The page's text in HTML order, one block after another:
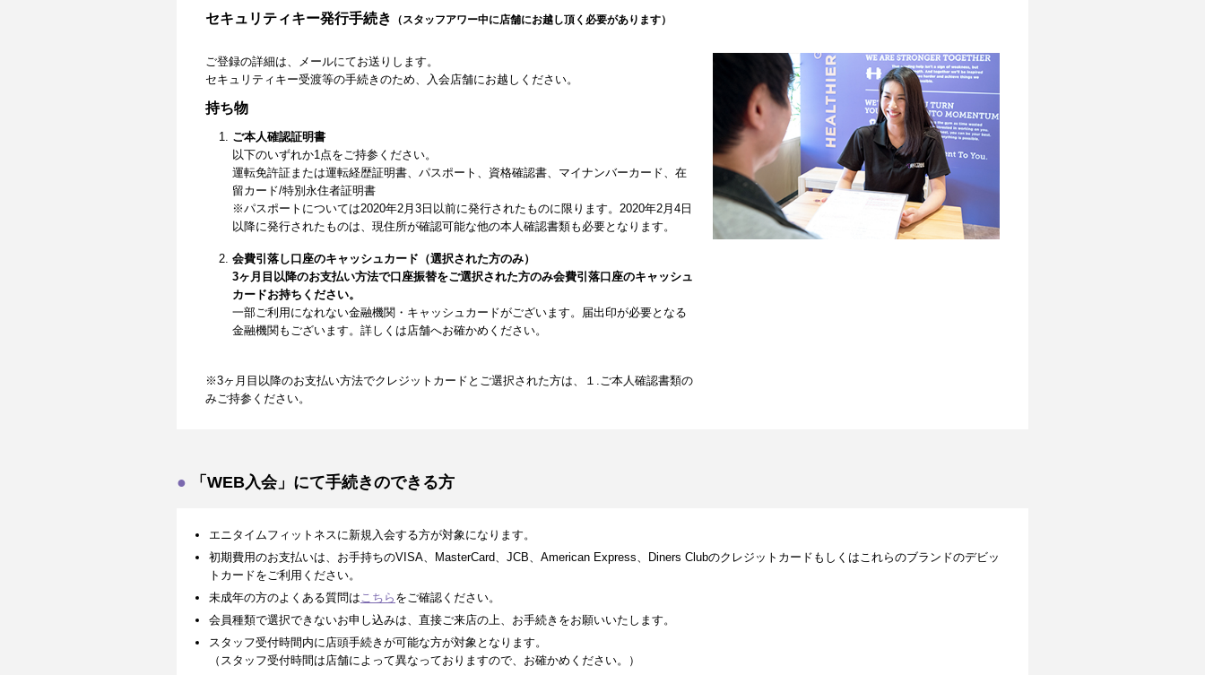
セキュリティキー発行手続き （スタッフアワー中に店舗にお越し頂く必要があります）
ご登録の詳細は、メールにてお送りします。
セキュリティキー受渡等の手続きのため、入会店舗にお越しください。
持ち物
ご本人確認証明書
以下のいずれか1点をご持参ください。
運転免許証または運転経歴証明書、パスポート、資格確認書、マイナンバーカード、在
留カード/特別永住者証明書
※パスポートについては2020年2月3日以前に発行されたものに限ります。2020年2月4日
以降に発行されたものは、現住所が確認可能な他の本人確認書類も必要となります。
会費引落し口座のキャッシュカード（選択された方のみ）
3ヶ月目以降のお支払い方法で口座振替をご選択された方のみ会費引落口座のキャッシュ
カードお持ちください。
一部ご利用になれない金融機関・キャッシュカードがございます。届出印が必要となる
金融機関もございます。詳しくは店舗へお確かめください。
※3ヶ月目以降のお支払い方法でクレジットカードとご選択された方は、１.ご本人確認書類の
みご持参ください。
「WEB入会」にて手続きのできる方
エニタイムフィットネスに新規入会する方が対象になります。
初期費用のお支払いは、お手持ちのVISA、MasterCard、JCB、American Express、Diners Clubのクレジットカードもしくはこれらのブランドのデビッ
トカードをご利用ください。
未成年の方のよくある質問は こちら をご確認ください。
会員種類で選択できないお申し込みは、直接ご来店の上、お手続きをお願いいたします。
スタッフ受付時間内に店頭手続きが可能な方が対象となります。
（スタッフ受付時間は店舗によって異なっておりますので、お確かめください。）